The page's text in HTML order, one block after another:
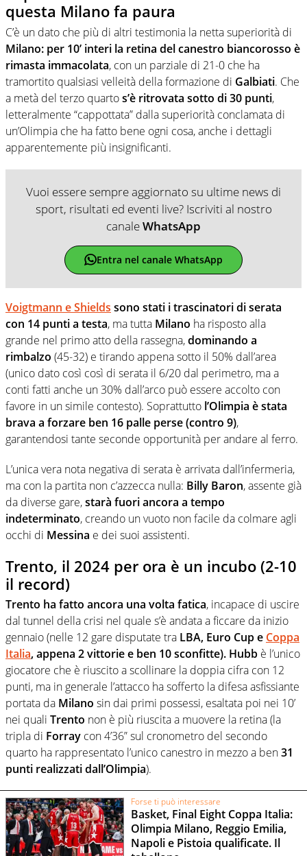
questa Milano fa paura
C’è un dato che più di altri testimonia la netta superiorità di
Milano: per 10’ interi la retina del canestro biancorosso è
rimasta immacolata, con un parziale di 21-0 che ha
tramortito qualsiasi velleità della formazione di Galbiati. Che
a metà del terzo quartos’è ritrovata sotto di 30 punti,
letteralmente “cappottata” dalla superiorità conclamata di
un’Olimpia che ha fatto bene ogni cosa, anche i dettagli
apparentemente più insignificanti.
Vuoi essere sempre aggiornato su ultime news di
sport, risultati ed eventi live? Iscriviti al nostro
canaleWhatsApp
Entra nel canale WhatsApp
Voigtmann e Shields sono stati i trascinatori di serata
con 14 punti a testa, ma tutta Milano ha risposto alla
grande nel primo atto della rassegna,dominando a
rimbalzo (45-32) e tirando appena sotto il 50% dall’area
(unico dato così così di serata il 6/20 dal perimetro, ma a
conti fatti anche un 30% dall’arco può essere accolto con
favore in un simile contesto). Soprattutto l’Olimpia è stata
brava a forzare ben 16 palle perse (contro 9),
garantendosi tante seconde opportunità per andare al ferro.
L’unica vera nota negativa di serata è arrivata dall’infermeria,
ma con la partita non c’azzecca nulla: Billy Baron, assente già
da diverse gare,starà fuori ancora a tempo
indeterminato, creando un vuoto non facile da colmare agli
occhi di Messina e dei suoi assistenti.
Trento, il 2024 per ora è un incubo (2-10
il record)
Trento ha fatto ancora una volta fatica, incapace di uscire
dal tunnel della crisi nel quale s’è andata a ficcare da inizio
gennaio (nelle 12 gare disputate tra LBA, Euro Cup e Coppa
Italia, appena 2 vittorie e ben 10 sconfitte). Hubb è l’unico
giocatore che è riuscito a scollinare la doppia cifra con 12
punti, ma in generale l’attacco ha sofferto la difesa asfissiante
portata da Milano sin dai primi possessi, esaltata poi nei 10’
nei quali Trento non è più riuscita a muovere la retina (la
tripla di Forray con 4’36” sul cronometro del secondo
quarto ha rappresentato l’unico canestro in mezzo a ben31
punti realizzati dall’Olimpia).
Forse ti può interessare
Basket, Final Eight Coppa Italia:
Olimpia Milano, Reggio Emilia,
Napoli e Pistoia qualificate. Il